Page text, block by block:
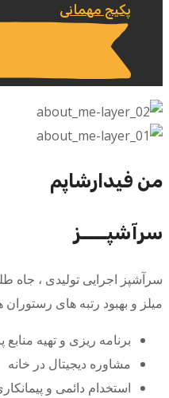
پکیج مهمانی
من فیدارشاپم
سرآشپــــز
سرآشپز اجرایی تولیدی ، جاه
میلز و بهبود رتبه های رستوران
برنامه ریزی و تهیه منابع
مشاوره دیجیتال در خانه
استخدام دائمی و